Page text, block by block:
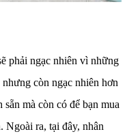
phải ngạc nhiên vì những
còn ngạc nhiên hơn
mà còn có để bạn mua
Ngoài ra, tại đây, nhân